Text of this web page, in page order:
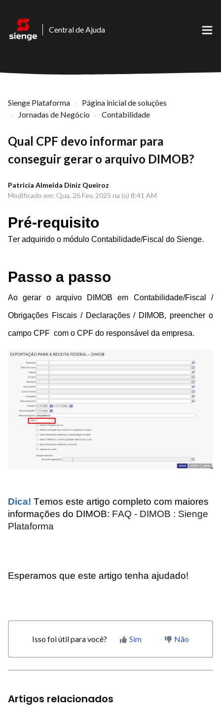
Central de Ajuda
Sienge Plataforma
Página inicial de soluções
Jornadas de Negócio
Contabilidade
Qual CPF devo informar para
conseguir gerar o arquivo DIMOB?
Patricia Almeida Diniz Queiroz
Modificado em: Qua, 26 Fev, 2025 na (o) 8:41 AM
Pré-requisito
Ter adquirido o módulo Contabilidade/Fiscal do Sienge.
Passo a passo
Ao gerar o arquivo DIMOB em Contabilidade/Fiscal /
Obrigações Fiscais / Declarações / DIMOB, preencher o
campo CPF com o CPF do responsável da empresa.
Dica! Temos este artigo completo com maiores
informações do DIMOB: FAQ - DIMOB : Sienge
Plataforma
Esperamos que este artigo tenha ajudado!
Isso foi útil para você? Sim Não
Artigos relacionados